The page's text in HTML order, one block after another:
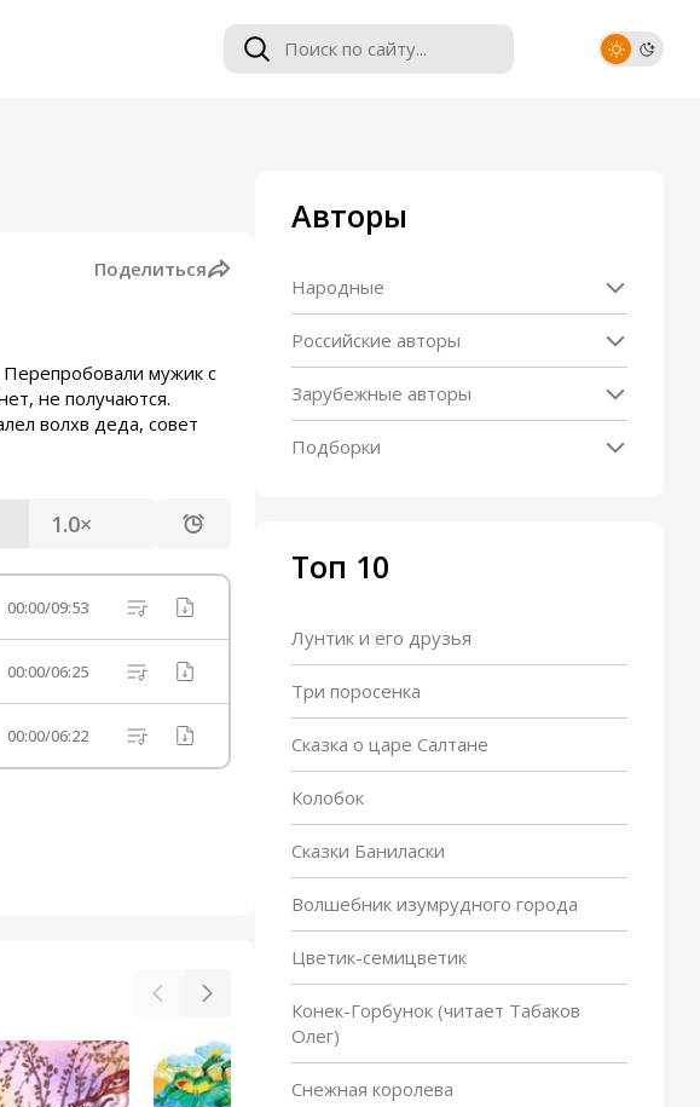
Поделиться
Перепробовали мужик с
не получаются.
волхв деда, совет
1.0×
00:00/09:53
00:00/06:25
00:00/06:22
Жадная старуха
Авторы
Народные
Российские авторы
Зарубежные авторы
Подборки
Топ 10
Лунтик и его друзья
Три поросенка
Сказка о царе Салтане
Колобок
Сказки Баниласки
Волшебник изумрудного города
Цветик-семицветик
Конек-Горбунок (читает Табаков
Олег)
Снежная королева